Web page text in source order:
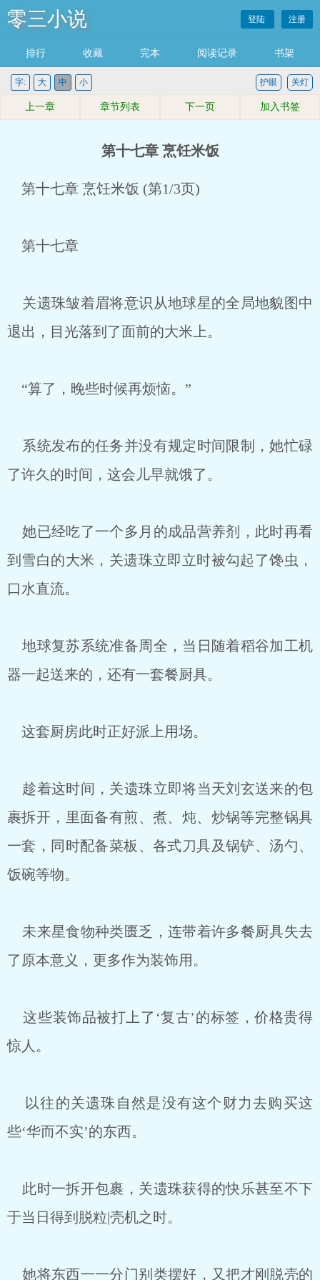
零三小说 登陆 注册
排行 收藏 完本 阅读记录 书架
字: 大 中 小 关灯
护眼
上一章 章节列表 下一页 加入书签
第十七章 烹饪米饭
第十七章 烹饪米饭 (第1/3页)
第十七章
关遗珠皱着眉将意识从地球星的全局地貌图中
退出，目光落到了面前的大米上。
“算了，晚些时候再烦恼。”
系统发布的任务并没有规定时间限制，她忙碌
了许久的时间，这会儿早就饿了。
她已经吃了一个多月的成品营养剂，此时再看
到雪白的大米，关遗珠立即立时被勾起了馋虫，
口水直流。
地球复苏系统准备周全，当日随着稻谷加工机
器一起送来的，还有一套餐厨具。
这套厨房此时正好派上用场。
趁着这时间，关遗珠立即将当天刘玄送来的包
裹拆开，里面备有煎、煮、炖、炒锅等完整锅具
一套，同时配备菜板、各式刀具及锅铲、汤勺、
饭碗等物。
未来星食物种类匮乏，连带着许多餐厨具失去
了原本意义，更多作为装饰用。
这些装饰品被打上了‘复古’的标签，价格贵得
惊人。
以往的关遗珠自然是没有这个财力去购买这
些‘华而不实’的东西。
此时一拆开包裹，关遗珠获得的快乐甚至不下
于当日得到脱粒|壳机之时。
她将东西一一分门别类摆好，又把才刚脱壳的